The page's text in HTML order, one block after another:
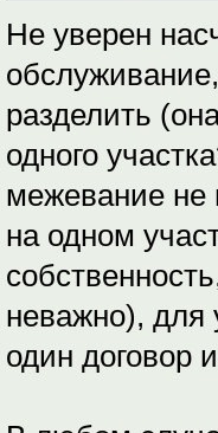
Не уверен
разделить
одного
межевание не
на одном
неважно), для
один договор